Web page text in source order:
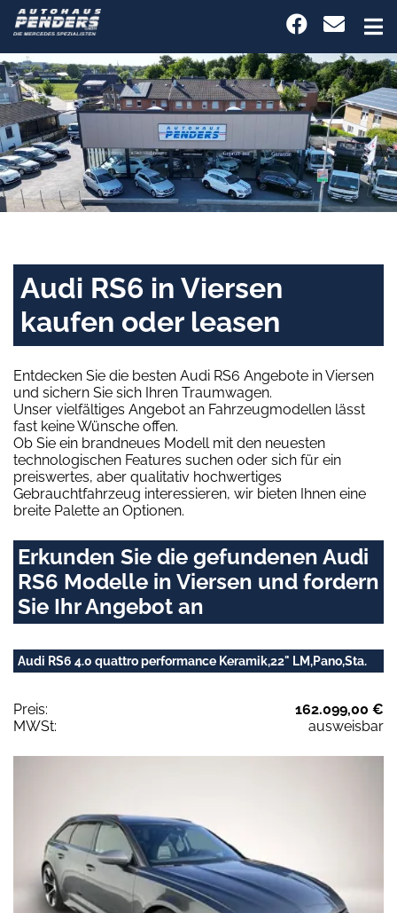
Audi RS6 in Viersen
kaufen oder leasen
Entdecken Sie die besten Audi RS6 Angebote in Viersen
und sichern Sie sich Ihren Traumwagen.
Unser vielfältiges Angebot an Fahrzeugmodellen lässt
fast keine Wünsche offen.
Ob Sie ein brandneues Modell mit den neuesten
technologischen Features suchen oder sich für ein
preiswertes, aber qualitativ hochwertiges
Gebrauchtfahrzeug interessieren, wir bieten Ihnen eine
breite Palette an Optionen.
Erkunden Sie die gefundenen Audi
RS6 Modelle in Viersen und fordern
Sie Ihr Angebot an
Audi RS6 4.0 quattro performance Keramik,22" LM,Pano,Sta.
Preis:
162.099,00 €
MWSt:
ausweisbar